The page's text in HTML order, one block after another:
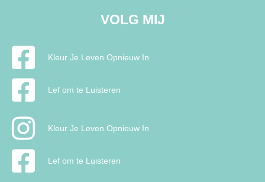
VOLG MIJ
Kleur Je Leven Opnieuw In
Lef om te Luisteren
Kleur Je Leven Opnieuw In
Lef om te Luisteren